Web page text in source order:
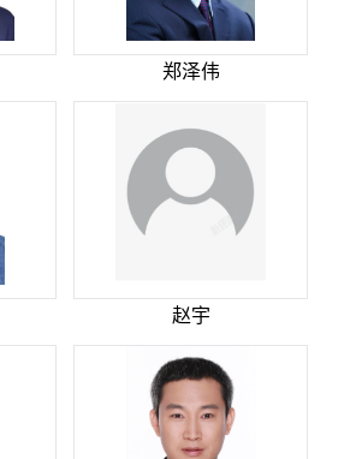
郑泽伟
赵宇